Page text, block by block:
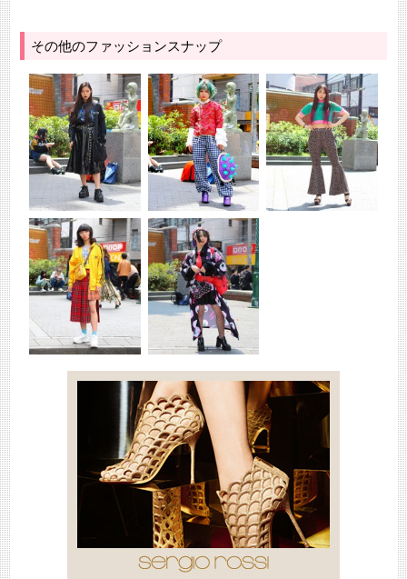
その他のファッションスナップ